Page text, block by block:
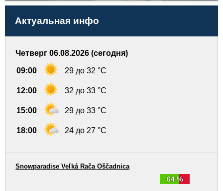
Актуальная инфо
Четверг 06.08.2026 (сегодня)
09:00 29 до 32 °C
12:00 32 до 33 °C
15:00 29 до 33 °C
18:00 24 до 27 °C
64 %
Snowparadise Veľká Rača Oščadnica